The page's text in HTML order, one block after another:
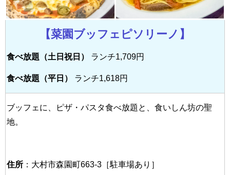
【菜園ブッフェピソリーノ】
食べ放題（土日祝日） ランチ1,709円
食べ放題（平日） ランチ1,618円
ブッフェに、ピザ・パスタ食べ放題と、食いしん坊の聖
地。
住所 ：大村市森園町663-3［駐車場あり］